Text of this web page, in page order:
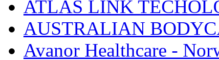
ATLAS LINK
AUSTRALIAN
Avanor Healthcare -